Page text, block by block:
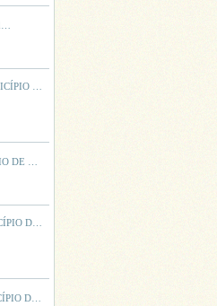
…
DE …
D…
D…